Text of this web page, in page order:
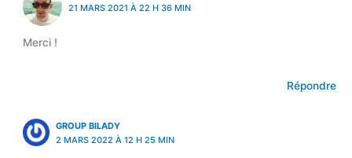
21 MARS 2021 À 22 H 36 MIN
Merci !
Répondre
GROUP BILADY
2 MARS 2022 À 12 H 25 MIN